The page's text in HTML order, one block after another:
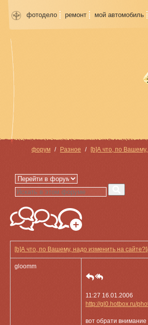
фотодело ремонт мой автомобиль
форум Разное [b]А что, по
[b]А что, по Вашему, надо изменить на
gloomm
11:27 16.01.2006
http://gl0.hotbox.ru/
вот обрати